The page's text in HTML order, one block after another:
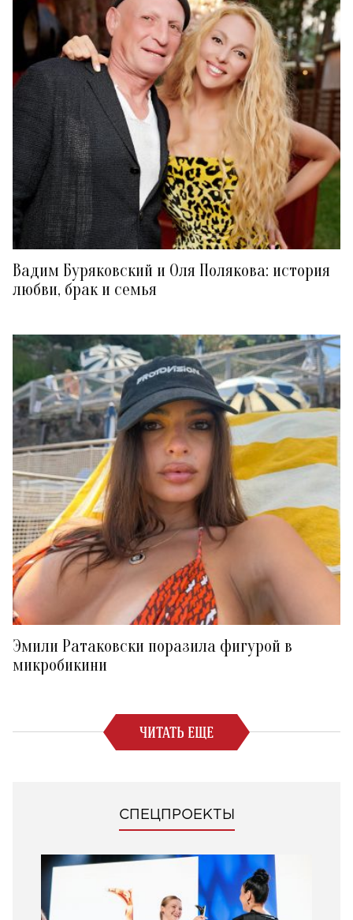
Вадим Буряковский и Оля Полякова: история
любви, брак и семья
Эмили Ратаковски поразила фигурой в
микробикини
ЧИТАТЬ ЕЩЕ
СПЕЦПРОЕКТЫ